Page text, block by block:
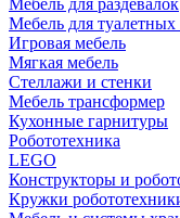
Мебель для раздевалок
Мебель для туалетных
Игровая мебель
Мягкая мебель
Стеллажи и стенки
Мебель трансформер
Кухонные гарнитуры
Робототехника
LEGO
Конструкторы и
Кружки